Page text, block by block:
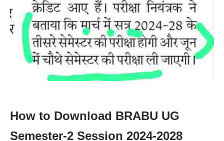
How to Download BRABU UG
Semester-2 Session 2024-2028